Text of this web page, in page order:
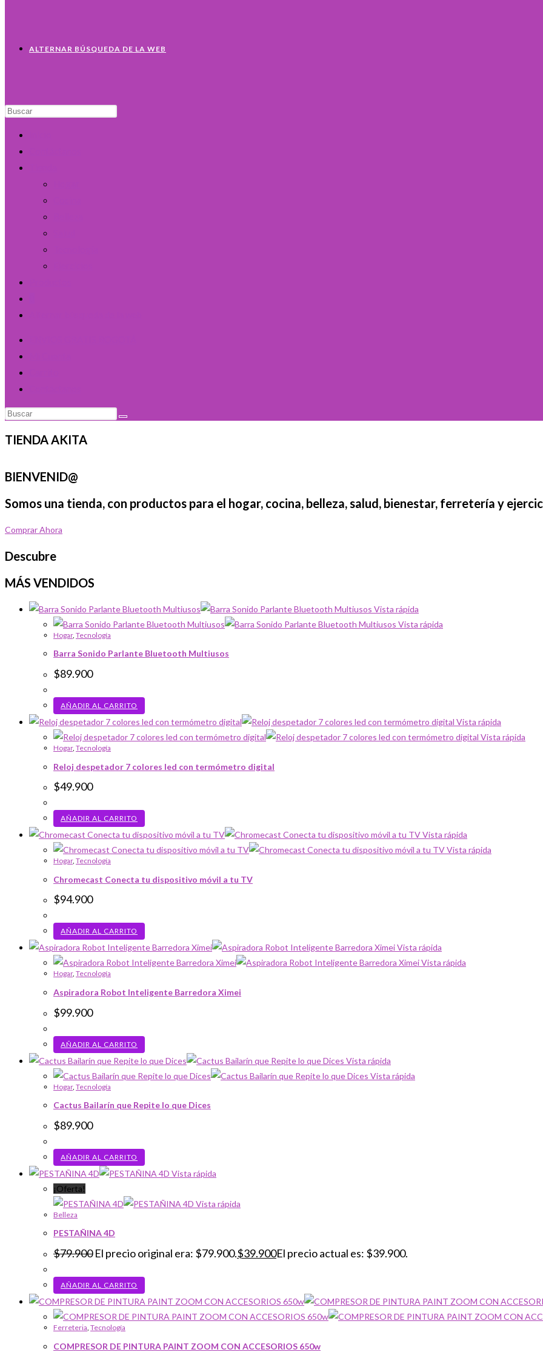
ALTERNAR BÚSQUEDA DE LA WEB
TIENDA AKITA
BIENVENID@
Somos una tienda, con productos para el hogar, cocina, belleza, salud, bienestar, ferretería y
Comprar Ahora
Descubre
MÁS VENDIDOS
Vista rápida
Vista rápida
Hogar, Tecnología
Barra Sonido Parlante Bluetooth Multiusos
$89.900
AÑADIR AL CARRITO
Vista rápida
Vista rápida
Hogar, Tecnología
Reloj despetador 7 colores led con termómetro digital
$49.900
AÑADIR AL CARRITO
Vista rápida
Vista rápida
Hogar, Tecnología
Chromecast Conecta tu dispositivo móvil a tu TV
$94.900
AÑADIR AL CARRITO
Vista rápida
Vista rápida
Hogar, Tecnología
Aspiradora Robot Inteligente Barredora Ximei
$99.900
AÑADIR AL CARRITO
Vista rápida
Vista rápida
Hogar, Tecnología
Cactus Bailarín que Repite lo que Dices
$89.900
AÑADIR AL CARRITO
Vista rápida
¡Oferta!
Vista rápida
Belleza
PESTAÑINA 4D
$79.900 El precio original era: $79.900.$39.900El precio actual es: $39.900.
AÑADIR AL CARRITO
Ferreteria, Tecnología
COMPRESOR DE PINTURA PAINT ZOOM CON ACCESORIOS 650w